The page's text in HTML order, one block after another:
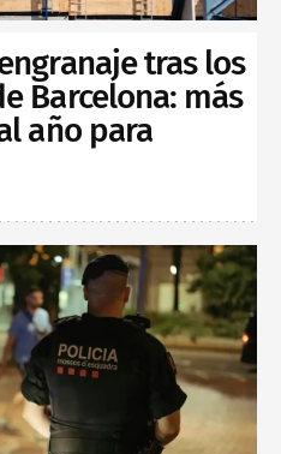
tras los
Barcelona: más
año para